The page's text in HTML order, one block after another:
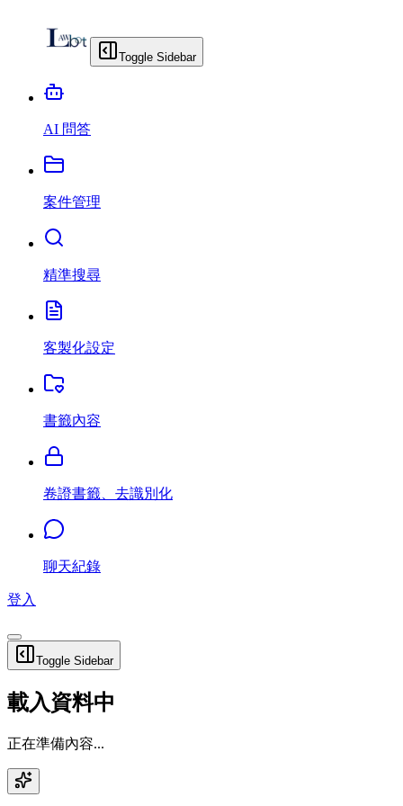
Toggle Sidebar
AI 問答
案件管理
精準搜尋
客製化設定
書籤內容
卷證書籤、去識別化
聊天紀錄
登入
Toggle Sidebar
載入資料中
正在準備內容...